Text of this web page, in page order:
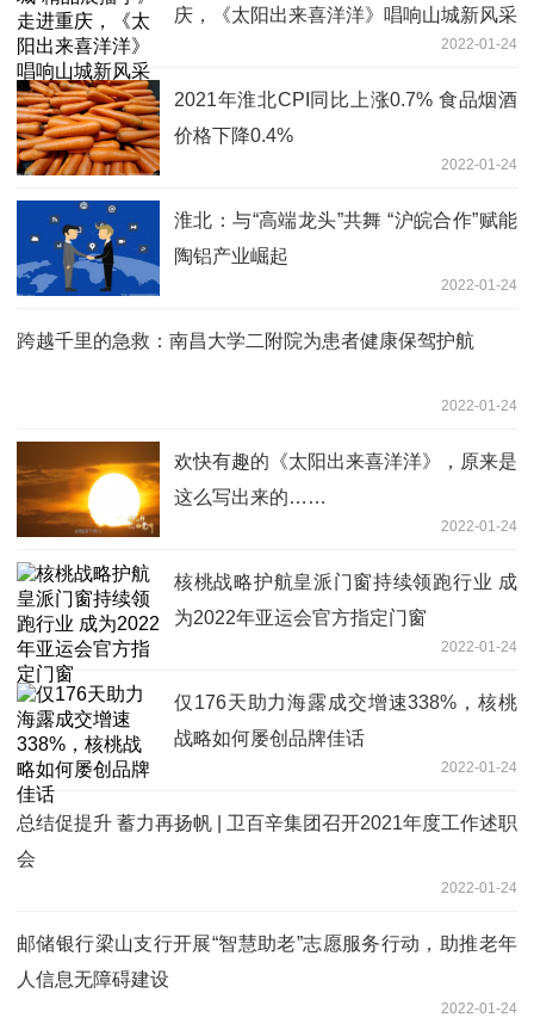
庆，《太阳出来喜洋洋》唱响山城新风采
2022-01-24
2021年淮北CPI同比上涨0.7% 食品烟酒
价格下降0.4%
2022-01-24
淮北：与“高端龙头”共舞 “沪皖合作”赋能
陶铝产业崛起
2022-01-24
跨越千里的急救：南昌大学二附院为患者健康保驾护航
2022-01-24
欢快有趣的《太阳出来喜洋洋》，原来是
这么写出来的……
2022-01-24
核桃战略护航皇派门窗持续领跑行业 成
为2022年亚运会官方指定门窗
2022-01-24
仅176天助力海露成交增速338%，核桃
战略如何屡创品牌佳话
2022-01-24
总结促提升 蓄力再扬帆 | 卫百辛集团召开2021年度工作述职
会
2022-01-24
邮储银行梁山支行开展“智慧助老”志愿服务行动，助推老年
人信息无障碍建设
2022-01-24